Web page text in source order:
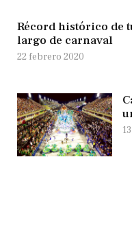
Récord histórico de
largo de carnaval
22 febrero 2020